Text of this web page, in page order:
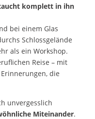
komplett in ihn
bei einem Glas
Schlossgelände
als ein Workshop.
Reise – mit
die
unvergesslich
Miteinander.